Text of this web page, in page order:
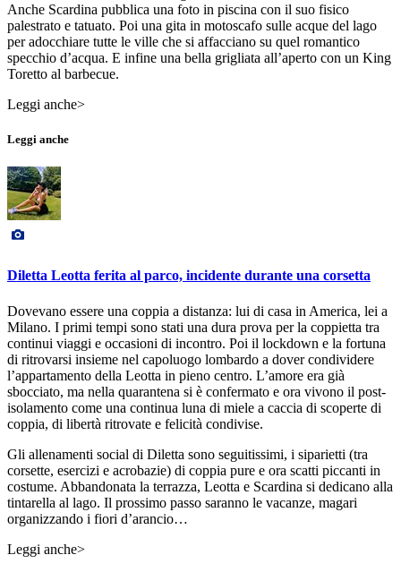
Anche Scardina pubblica una foto in piscina con il suo fisico
palestrato e tatuato. Poi una gita in motoscafo sulle acque del lago
per adocchiare tutte le ville che si affacciano su quel romantico
specchio d’acqua. E infine una bella grigliata all’aperto con un King
Toretto al barbecue.
Leggi anche>
Leggi anche
Diletta Leotta ferita al parco, incidente durante una corsetta
Dovevano essere una coppia a distanza: lui di casa in America, lei a
Milano. I primi tempi sono stati una dura prova per la coppietta tra
continui viaggi e occasioni di incontro. Poi il lockdown e la fortuna
di ritrovarsi insieme nel capoluogo lombardo a dover condividere
l’appartamento della Leotta in pieno centro. L’amore era già
sbocciato, ma nella quarantena si è confermato e ora vivono il post-
isolamento come una continua luna di miele a caccia di scoperte di
coppia, di libertà ritrovate e felicità condivise.
Gli allenamenti social di Diletta sono seguitissimi, i siparietti (tra
corsette, esercizi e acrobazie) di coppia pure e ora scatti piccanti in
costume. Abbandonata la terrazza, Leotta e Scardina si dedicano alla
tintarella al lago. Il prossimo passo saranno le vacanze, magari
organizzando i fiori d’arancio…
Leggi anche>